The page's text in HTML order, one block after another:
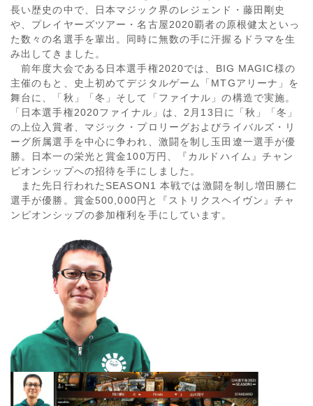
長い歴史の中で、日本マジック界のレジェンド・藤田剛史
や、プレイヤーズツアー・名古屋2020覇者の原根健太といっ
た数々の名選手を輩出。同時に無数の手に汗握るドラマを生
み出してきました。
前年度大会である日本選手権2020では、BIG MAGIC様の
主催のもと、史上初めてデジタルゲーム「MTGアリーナ」を
舞台に、「秋」「冬」そして「ファイナル」の構造で実施。
「日本選手権2020ファイナル」は、2月13日に「秋」「冬」
の上位入賞者、マジック・プロリーグおよびライバルズ・リ
ーグ所属選手を中心に争われ、激闘を制し玉田遼一選手が優
勝。日本一の栄光と賞金100万円、『カルドハイム』チャン
ピオンシップへの招待を手にしました。
また先日行われたSEASON1 本戦では激闘を制し増田勝仁
選手が優勝。賞金500,000円と『ストリクスヘイヴン』チャ
ンピオンシップの参加権利を手にしています。